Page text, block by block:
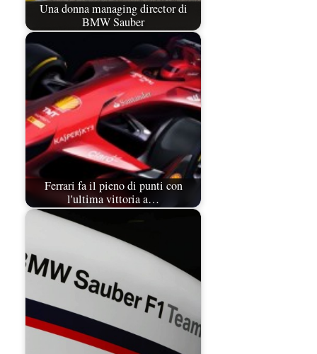
Una donna managing director di
BMW Sauber
Ferrari fa il pieno di punti con
l'ultima vittoria a…